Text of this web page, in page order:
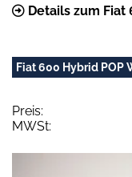
Details zum Fiat
Fiat 600 Hybrid POP
Preis:
MWSt: